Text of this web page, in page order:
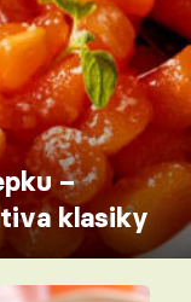
–
klasiky